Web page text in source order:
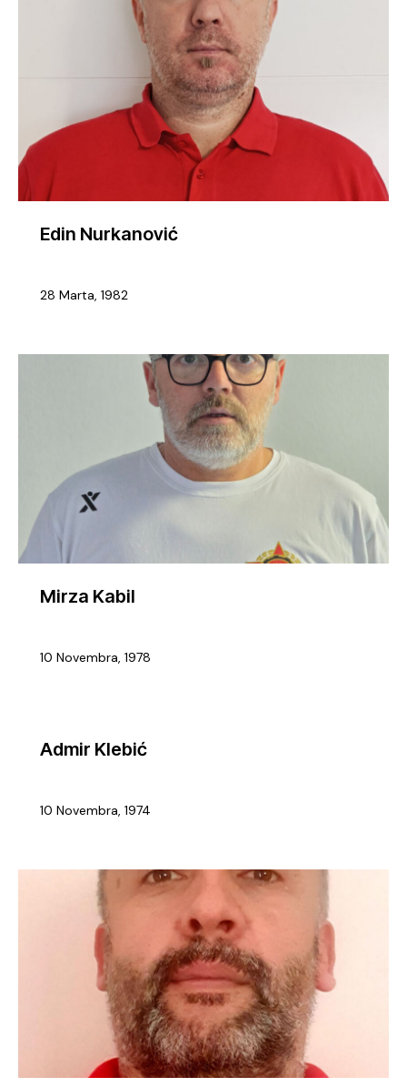
Edin Nurkanović
28 Marta, 1982
Mirza Kabil
10 Novembra, 1978
Admir Klebić
10 Novembra, 1974